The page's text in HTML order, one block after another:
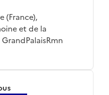
(France),
et de la